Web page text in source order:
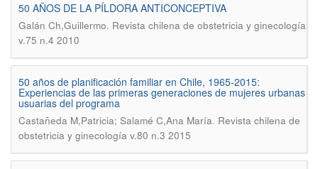
50 AÑOS DE LA PÍLDORA ANTICONCEPTIVA
Galán Ch,Guillermo. Revista chilena de obstetricia y ginecología
v.75 n.4 2010
50 años de planificación familiar en Chile, 1965-2015:
Experiencias de las primeras generaciones de mujeres urbanas
usuarias del programa
Castañeda M,Patricia; Salamé C,Ana María. Revista chilena de
obstetricia y ginecología v.80 n.3 2015